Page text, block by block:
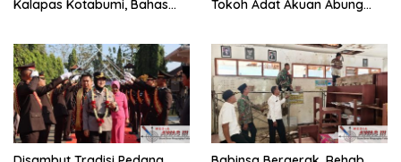
Kalapas Kotabumi, Bahas
Tokoh Adat Akuan Abung